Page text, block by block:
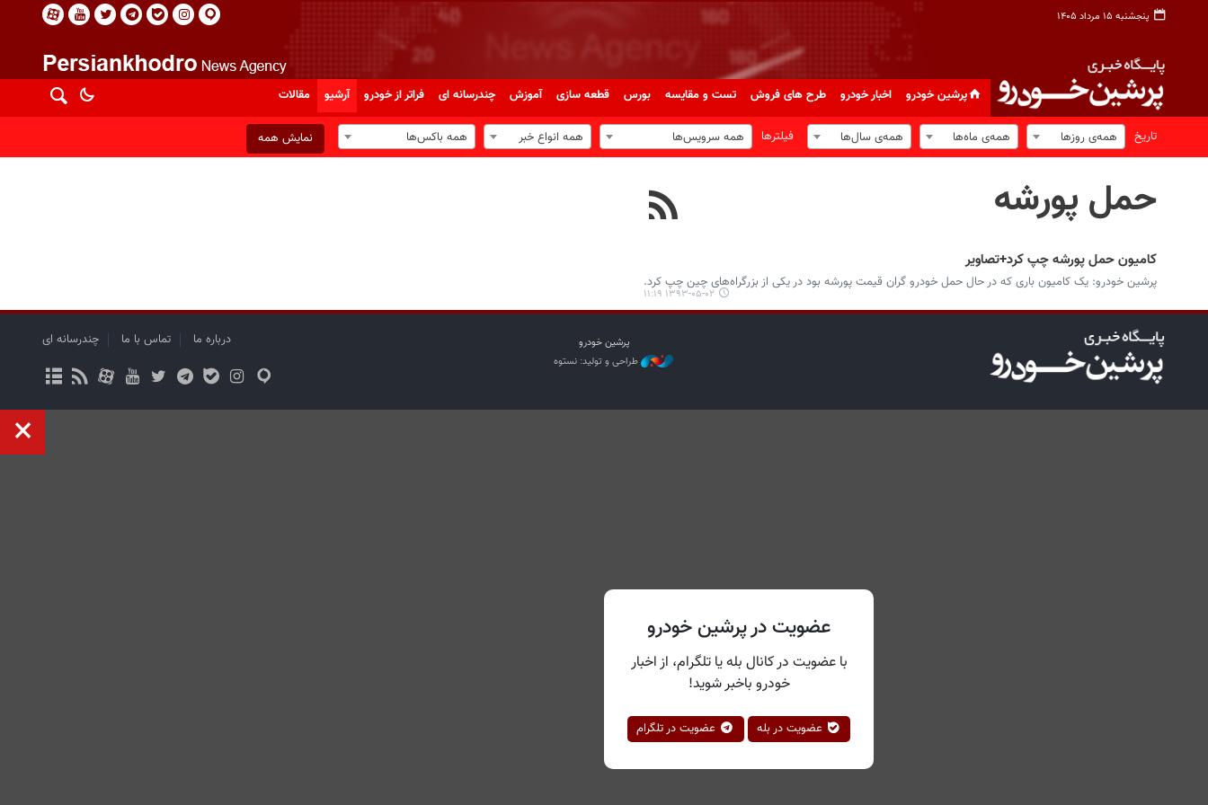
پنجشنبه ۱۵ مرداد ۱۴۰۵
پرشین خودرو اخبار خودرو طرح های فروش تست و مقایسه بورس قطعه سازی آموزش چندرسانه ای فراتر از خودرو آرشیو مقالات
تاریخ همه‌ی روزها همه‌ی ماه‌ها همه‌ی سال‌ها فیلترها همه سرویس‌ها همه انواع خبر همه باکس‌ها نمایش همه
حمل پورشه
کامیون حمل پورشه چپ کرد+تصاویر
پرشین خودرو: یک کامیون باری که در حال حمل خودرو گران قیمت پورشه بود در یکی از بزرگراه‌های چین چپ کرد.
۱۳۹۳-۰۵-۰۲ ۱۱:۱۹
پرشین خودرو
طراحی و تولید: نستوه
درباره ما تماس با ما چندرسانه ای
عضویت در پرشین خودرو
با عضویت در کانال بله یا تلگرام، از اخبار
خودرو باخبر شوید!
عضویت در بله عضویت در تلگرام